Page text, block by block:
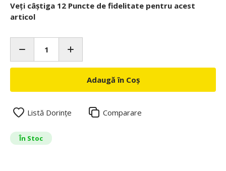
Veți câștiga 12 Puncte de fidelitate pentru acest
articol
Adaugă în Coș
Listă Dorințe Comparare
În Stoc